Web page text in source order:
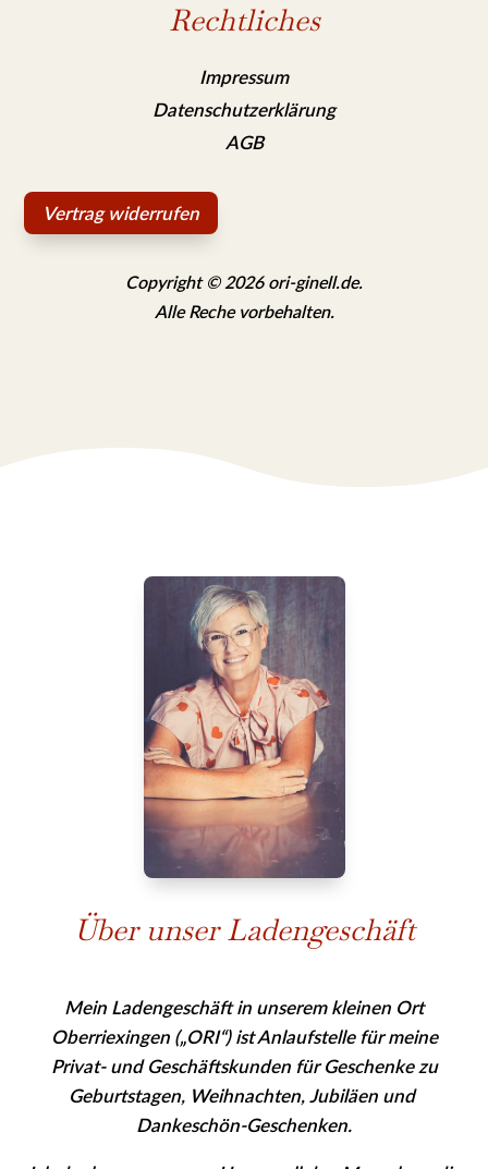
Rechtliches
Impressum
Datenschutzerklärung
AGB
Vertrag widerrufen
Copyright © 2026 ori-ginell.de.
Alle Reche vorbehalten.
Über unser Ladengeschäft
Mein Ladengeschäft in unserem kleinen Ort
Oberriexingen („ORI“) ist Anlaufstelle für meine
Privat- und Geschäfts­kunden für Geschenke zu
Geburtstagen, Weihnachten, Jubiläen und
Dankeschön-Geschenken.